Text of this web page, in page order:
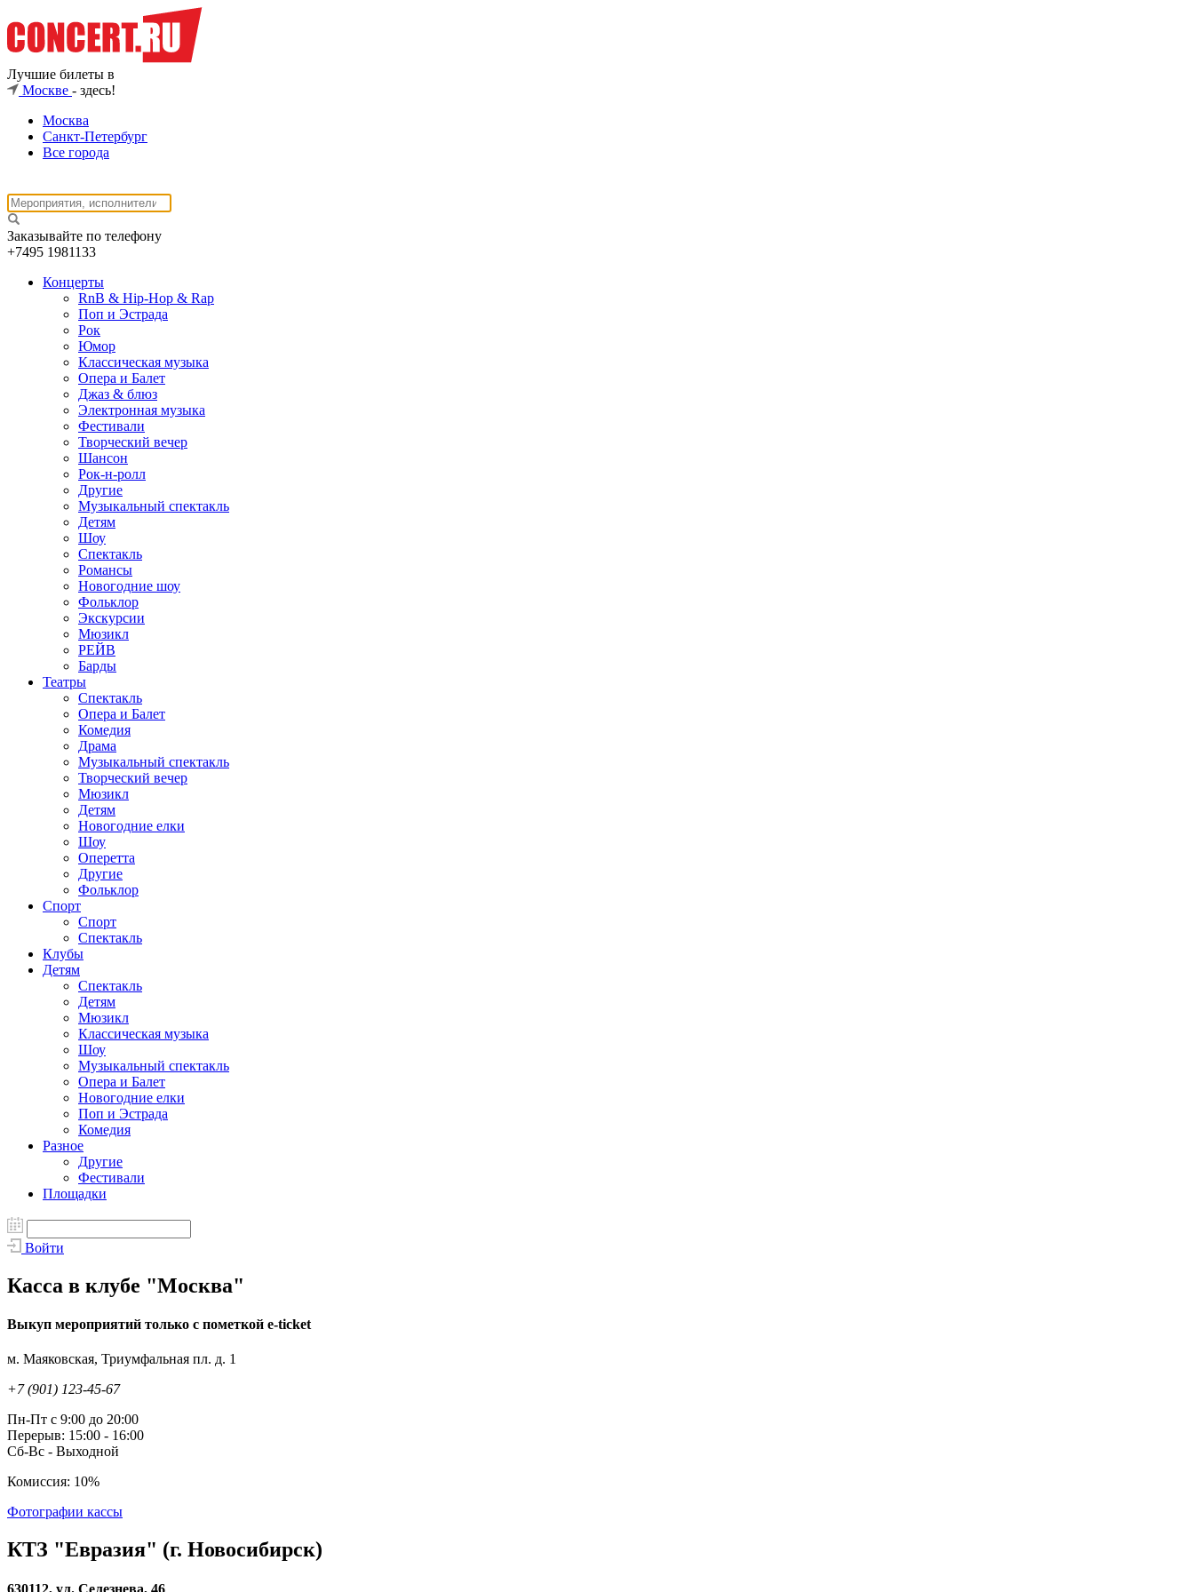
Лучшие билеты в
Москве - здесь!
Москва
Санкт-Петербург
Все города
Заказывайте по телефону
+7495 1981133
Концерты
RnB & Hip-Hop & Rap
Поп и Эстрада
Рок
Юмор
Классическая музыка
Опера и Балет
Джаз & блюз
Электронная музыка
Фестивали
Творческий вечер
Шансон
Рок-н-ролл
Другие
Музыкальный спектакль
Детям
Шоу
Спектакль
Романсы
Новогодние шоу
Фольклор
Экскурсии
Мюзикл
РЕЙВ
Барды
Театры
Спектакль
Опера и Балет
Комедия
Драма
Музыкальный спектакль
Творческий вечер
Мюзикл
Детям
Новогодние елки
Шоу
Оперетта
Другие
Фольклор
Спорт
Спорт
Спектакль
Клубы
Детям
Спектакль
Детям
Мюзикл
Классическая музыка
Шоу
Музыкальный спектакль
Опера и Балет
Новогодние елки
Поп и Эстрада
Комедия
Разное
Другие
Фестивали
Площадки
Войти
Касса в клубе "Москва"
Выкуп мероприятий только с пометкой e-ticket
м. Маяковская, Триумфальная пл. д. 1
+7 (901) 123-45-67
Пн-Пт с 9:00 до 20:00
Перерыв: 15:00 - 16:00
Сб-Вс - Выходной
Комиссия: 10%
Фотографии кассы
КТЗ "Евразия" (г. Новосибирск)
630112, ул. Селезнева, 46